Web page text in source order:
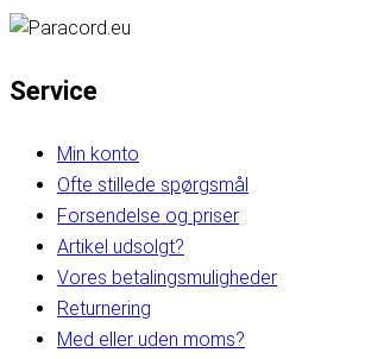
Service
Min konto
Ofte stillede spørgsmål
Forsendelse og priser
Artikel udsolgt?
Vores betalingsmuligheder
Returnering
Med eller uden moms?